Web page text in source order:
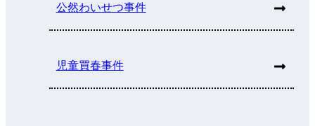
公然わいせつ事件
児童買春事件